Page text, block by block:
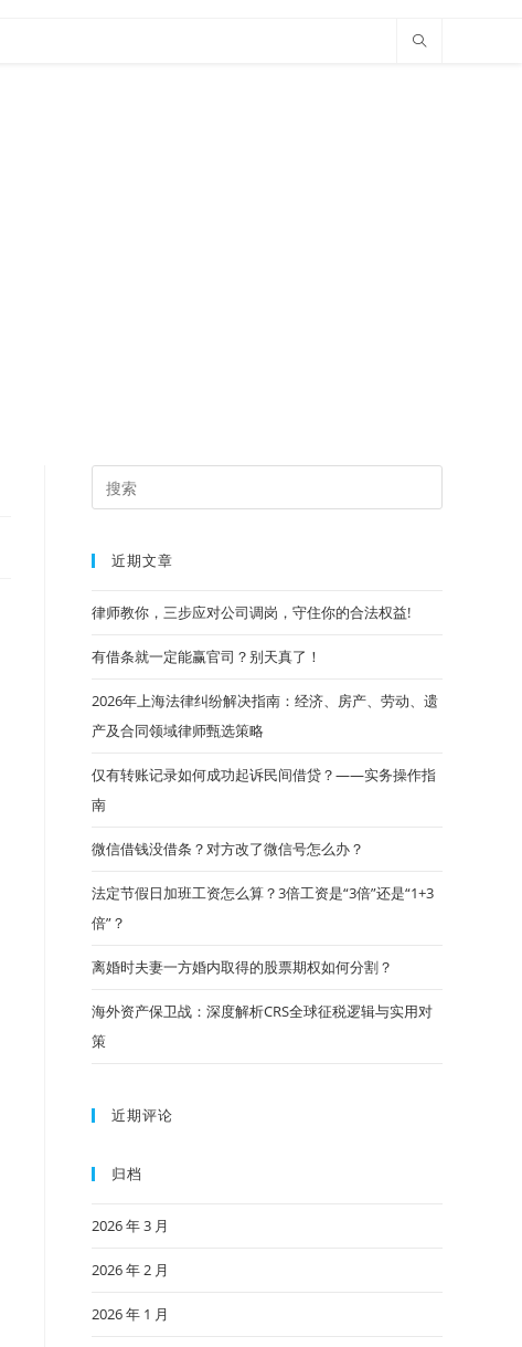
近期文章
律师教你，三步应对公司调岗，守住你的合法权益!
有借条就一定能赢官司？别天真了！
2026年上海法律纠纷解决指南：经济、房产、劳动、遗
产及合同领域律师甄选策略
仅有转账记录如何成功起诉民间借贷？——实务操作指
南
微信借钱没借条？对方改了微信号怎么办？
法定节假日加班工资怎么算？3倍工资是“3倍”还是“1+3
倍”？
离婚时夫妻一方婚内取得的股票期权如何分割？
海外资产保卫战：深度解析CRS全球征税逻辑与实用对
策
近期评论
归档
2026 年 3 月
2026 年 2 月
2026 年 1 月